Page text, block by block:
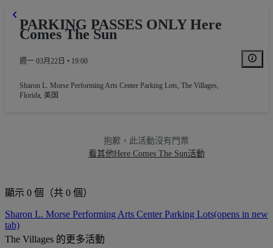
PARKING PASSES ONLY Here
Comes The Sun
週一 03月22日 • 19:00
Sharon L. Morse Performing Arts Center Parking Lots, The Villages,
Florida, 美国
抱歉，此活動沒有門票
看其他Here Comes The Sun活動
顯示 0 個（共 0 個）
Sharon L. Morse Performing Arts Center Parking Lots(opens in new
tab)
The Villages 的更多活動